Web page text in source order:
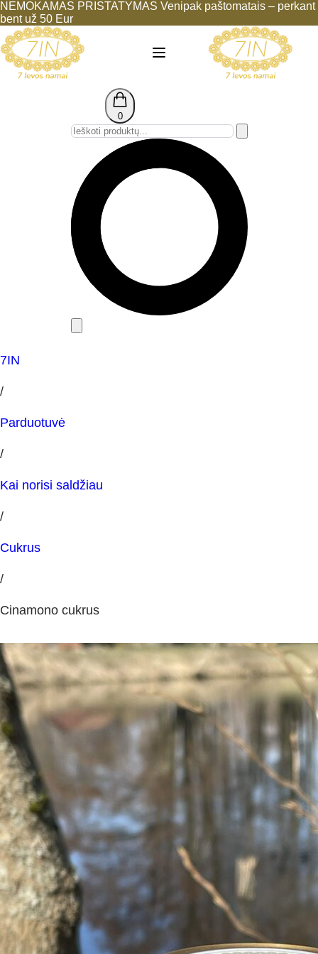
NEMOKAMAS PRISTATYMAS Venipak paštomatais – perkant
bent už 50 Eur
0
7IN
/
Parduotuvė
/
Kai norisi saldžiau
/
Cukrus
/
Cinamono cukrus